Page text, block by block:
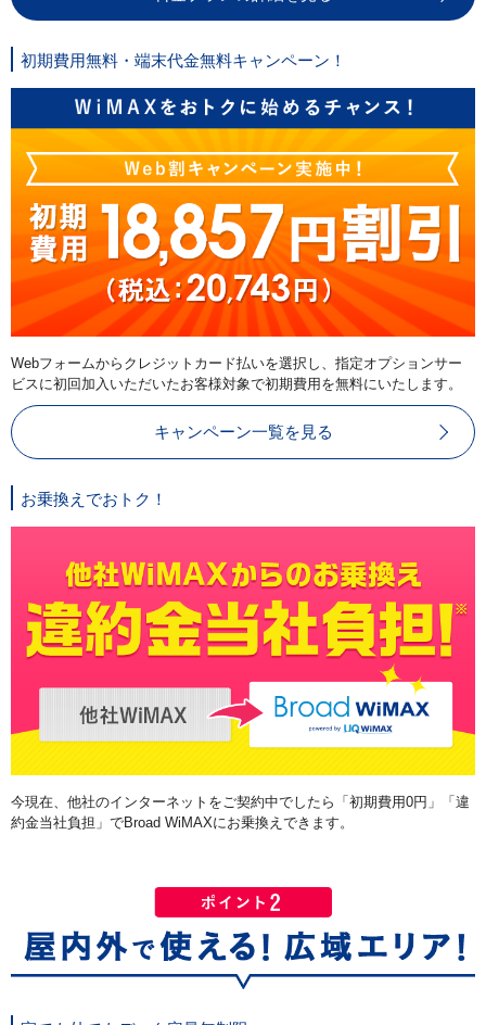
初期費用無料・端末代金無料キャンペーン！
Webフォームからクレジットカード払いを選択し、指定オプションサー
ビスに初回加入いただいたお客様対象で初期費用を無料にいたします。
キャンペーン一覧を見る
お乗換えでおトク！
今現在、他社のインターネットをご契約中でしたら「初期費用0円」「違
約金当社負担」でBroad WiMAXにお乗換えできます。